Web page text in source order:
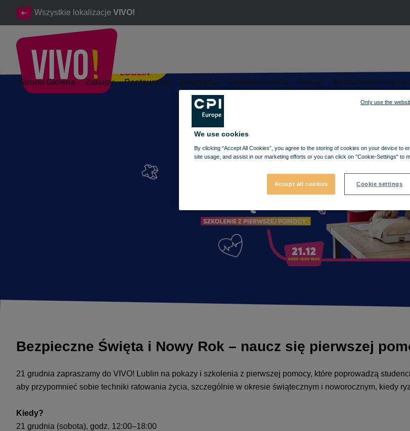
Wszystkie lokalizacje VIVO!
LUBLIN
Strona Główna Zakupy Restauracje Rozrywka Zdrowie i uroda Usługi Aktualności i
Bezpieczne Święta i Nowy Rok – naucz się pierwszej pomocy!
Bezpieczne Święta i Nowy Rok – naucz się pierwszej
21 grudnia zapraszamy do VIVO! Lublin na pokazy i szkolenia z pierwszej pomocy, które poprowadzą
aby przypomnieć sobie techniki ratowania życia, szczególnie w okresie świątecznym i noworocznym, kiedy
Kiedy?
21 grudnia (sobota), godz. 12:00–18:00
We use cookies
By clicking “Accept All Cookies”, you agree to the storing of cookies on your device to
site usage, and assist in our marketing efforts or you can click on "Cookie-Settings" to
Accept all cookies Cookie settings
Only use the